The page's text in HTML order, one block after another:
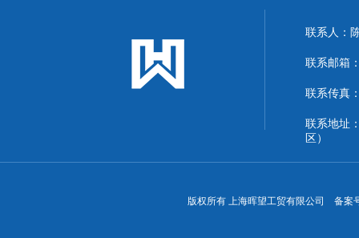
联系人：
联系邮箱
联系传真
联系地址
区）
版权所有 上海晖望工贸有限公司 备案